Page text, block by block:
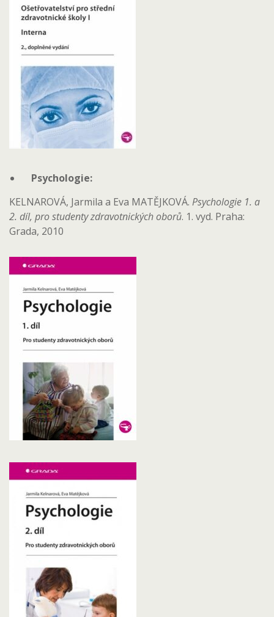
Psychologie:
KELNAROVÁ, Jarmila a Eva MATĚJKOVÁ. Psychologie 1. a
2. díl, pro studenty zdravotnických oborů. 1. vyd. Praha:
Grada, 2010